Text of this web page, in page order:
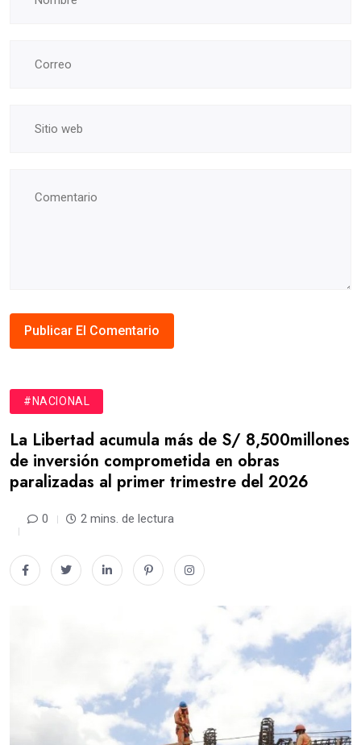
#NACIONAL
La Libertad acumula más de S/ 8,500millones
de inversión comprometida en obras
paralizadas al primer trimestre del 2026
0 2 mins. de lectura